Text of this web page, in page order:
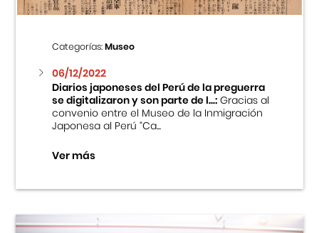
Categorías:Museo
06/12/2022
Diarios japoneses del Perú de la preguerra
se digitalizaron y son parte de l...:Gracias al
convenio entre el Museo de la Inmigración
Japonesa al Perú “Ca...
Ver más